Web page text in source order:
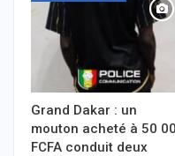
Grand Dakar : un
mouton acheté à 50
FCFA conduit deux